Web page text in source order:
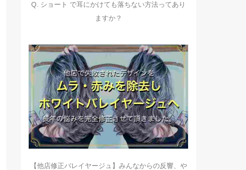
Q. ショート で耳にかけても落ちない方法ってあり
ますか？
【他店修正バレイヤージュ】みんなからの反響、や